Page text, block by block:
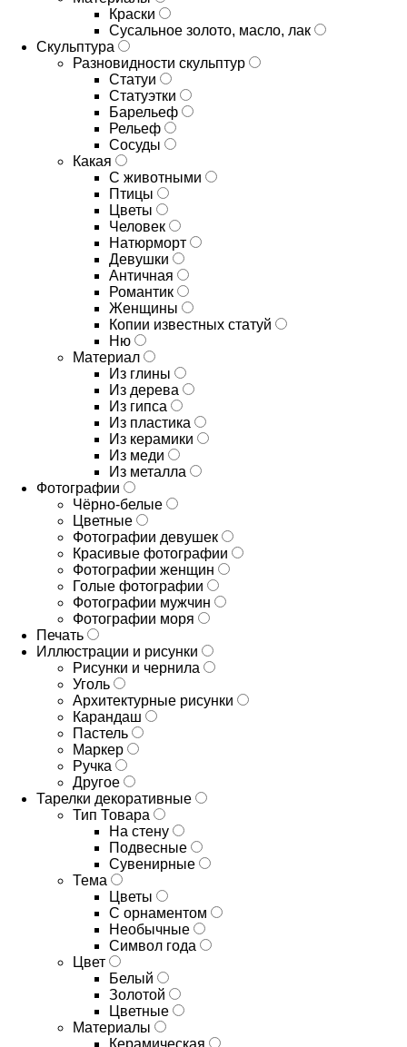
Краски
Сусальное золото, масло, лак
Скульптура
Разновидности скульптур
Статуи
Статуэтки
Барельеф
Рельеф
Сосуды
Какая
С животными
Птицы
Цветы
Человек
Натюрморт
Девушки
Античная
Романтик
Женщины
Копии известных статуй
Ню
Материал
Из глины
Из дерева
Из гипса
Из пластика
Из керамики
Из меди
Из металла
Фотографии
Чёрно-белые
Цветные
Фотографии девушек
Красивые фотографии
Фотографии женщин
Голые фотографии
Фотографии мужчин
Фотографии моря
Печать
Иллюстрации и рисунки
Рисунки и чернила
Уголь
Архитектурные рисунки
Карандаш
Пастель
Маркер
Ручка
Другое
Тарелки декоративные
Тип Товара
На стену
Подвесные
Сувенирные
Тема
Цветы
С орнаментом
Необычные
Символ года
Цвет
Белый
Золотой
Цветные
Материалы
Керамическая